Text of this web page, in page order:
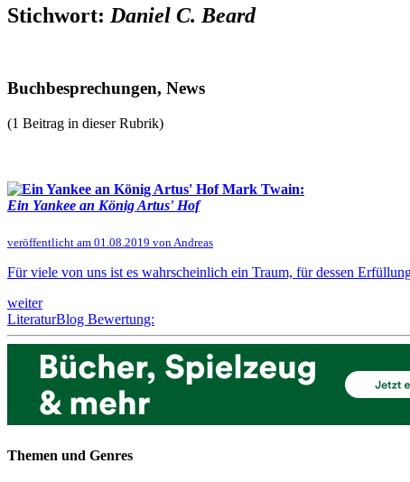
Stichwort: Daniel C. Beard
Buchbesprechungen, News
(1 Beitrag in dieser Rubrik)
Mark Twain:
Ein Yankee an König Artus' Hof
veröffentlicht am 01.08.2019 von Andreas
Für viele von uns ist es wahrscheinlich ein Traum, für dessen
weiter
LiteraturBlog Bewertung:
Themen und Genres